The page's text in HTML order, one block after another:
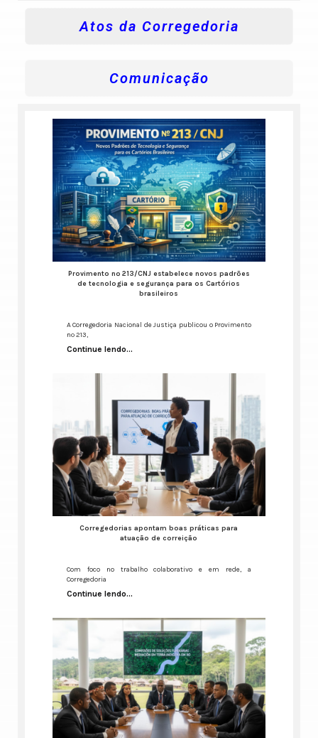
Atos da Corregedoria
Comunicação
Provimento nº 213/CNJ estabelece novos padrões
de tecnologia e segurança para os Cartórios
brasileiros
A Corregedoria Nacional de Justiça publicou o Provimento
nº 213,
Continue lendo...
Corregedorias apontam boas práticas para
atuação de correição
Com foco no trabalho colaborativo e em rede, a
Corregedoria
Continue lendo...